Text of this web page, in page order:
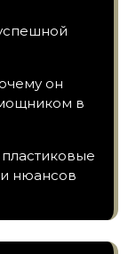
он
в
пластиковые
нюансов